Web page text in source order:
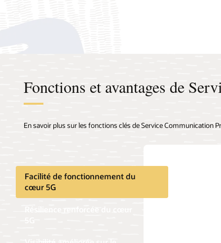
Fonctions et avantages de
En savoir plus sur les fonctions clés de Service Communication
Facilité de fonctionnement du
cœur 5G